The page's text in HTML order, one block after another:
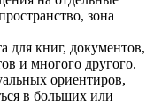
зона
для книг, документов,
и многого другого.
ориентиров,
в больших или